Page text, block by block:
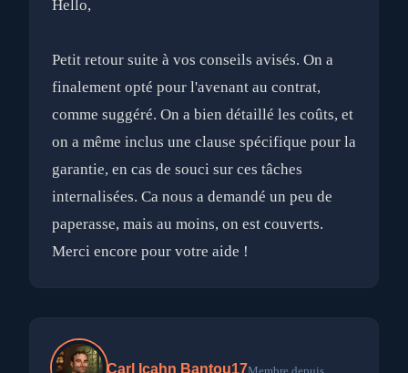
Hello,
Petit retour suite à vos conseils avisés. On a
finalement opté pour l'avenant au contrat,
comme suggéré. On a bien détaillé les coûts, et
on a même inclus une clause spécifique pour la
garantie, en cas de souci sur ces tâches
internalisées. Ca nous a demandé un peu de
paperasse, mais au moins, on est couverts.
Carl Icahn Bantou17